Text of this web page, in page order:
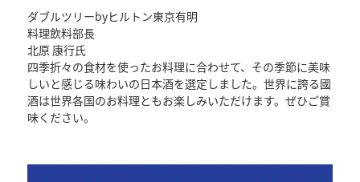
ダブルツリーbyヒルトン東京有明
料理飲料部長
北原 康行氏
四季折々の食材を使ったお料理に合わせて、その季節に美味
しいと感じる味わいの日本酒を選定しました。世界に誇る國
酒は世界各国のお料理ともお楽しみいただけます。ぜひご賞
味ください。